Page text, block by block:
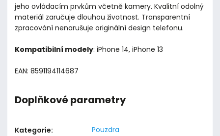
jeho ovládacím prvkům včetně kamery. Kvalitní odolný
materiál zaručuje dlouhou životnost. Transparentní
zpracování nenarušuje originální design telefonu.
Kompatibilní modely: iPhone 14, iPhone 13
EAN: 8591194114687
Doplňkové parametry
Kategorie:
Pouzdra